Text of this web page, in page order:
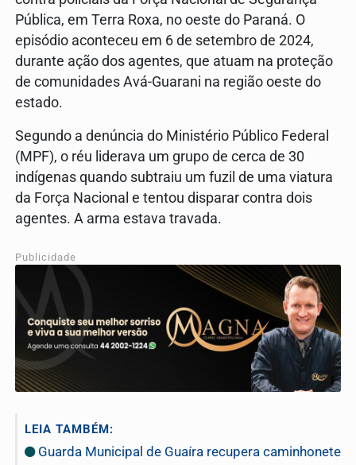
Pública, em Terra Roxa, no oeste do Paraná. O
episódio aconteceu em 6 de setembro de 2024,
durante ação dos agentes, que atuam na proteção
de comunidades Avá-Guarani na região oeste do
estado.
Segundo a denúncia do Ministério Público Federal
(MPF), o réu liderava um grupo de cerca de 30
indígenas quando subtraiu um fuzil de uma viatura
da Força Nacional e tentou disparar contra dois
agentes. A arma estava travada.
Publicidade
LEIA TAMBÉM:
Guarda Municipal de Guaíra recupera caminhonete